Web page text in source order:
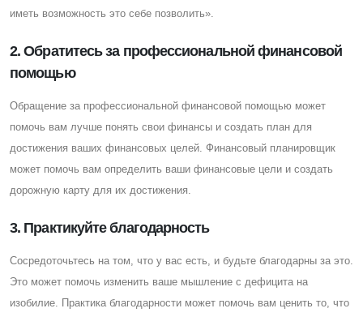
иметь возможность это себе позволить».
2. Обратитесь за профессиональной финансовой
помощью
Обращение за профессиональной финансовой помощью может
помочь вам лучше понять свои финансы и создать план для
достижения ваших финансовых целей. Финансовый планировщик
может помочь вам определить ваши финансовые цели и создать
дорожную карту для их достижения.
3. Практикуйте благодарность
Cосредоточьтесь на том, что у вас есть, и будьте благодарны за это.
Это может помочь изменить ваше мышление с дефицита на
изобилие. Практика благодарности может помочь вам ценить то, что